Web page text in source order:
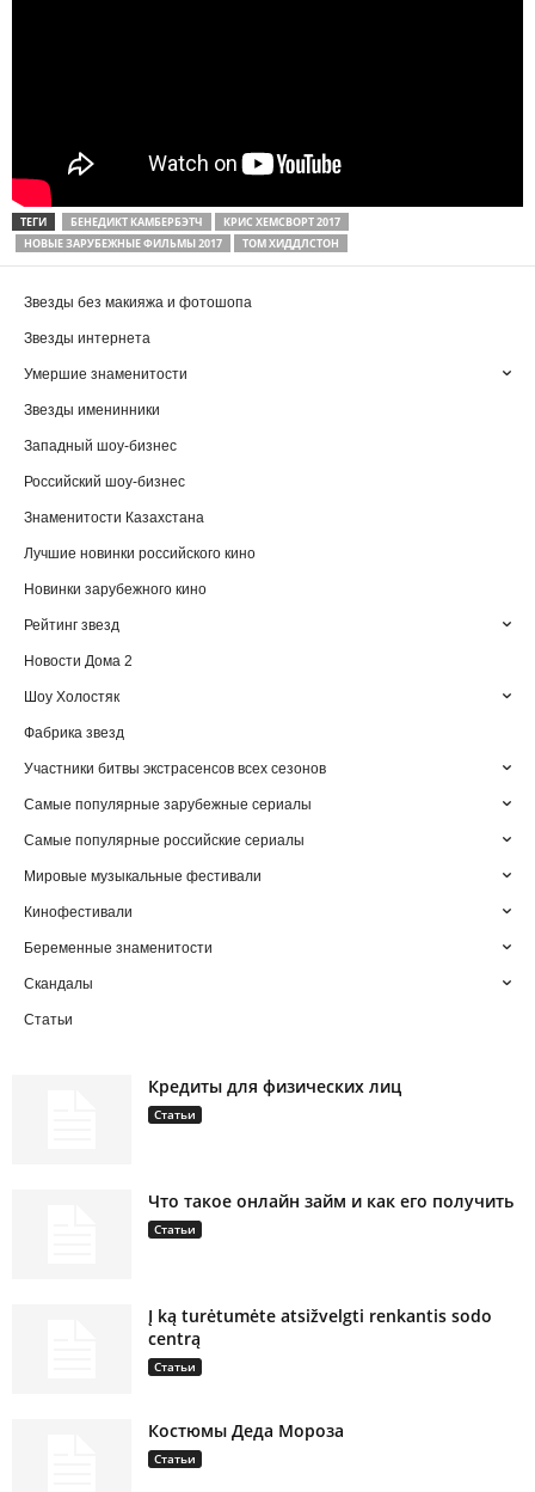
ТЕГИ БЕНЕДИКТ КАМБЕРБЭТЧ
КРИС ХЕМСВОРТ 2017
НОВЫЕ ЗАРУБЕЖНЫЕ ФИЛЬМЫ 2017
ТОМ ХИДДЛСТОН
Звезды без макияжа и фотошопа
Звезды интернета
Умершие знаменитости
Звезды именинники
Западный шоу-бизнес
Российский шоу-бизнес
Знаменитости Казахстана
Лучшие новинки российского кино
Новинки зарубежного кино
Рейтинг звезд
Новости Дома 2
Шоу Холостяк
Фабрика звезд
Участники битвы экстрасенсов всех сезонов
Самые популярные зарубежные сериалы
Самые популярные российские сериалы
Мировые музыкальные фестивали
Кинофестивали
Беременные знаменитости
Скандалы
Статьи
Кредиты для физических лиц
Статьи
Что такое онлайн займ и как его получить
Статьи
Į ką turėtumėte atsižvelgti renkantis sodo
centrą
Статьи
Костюмы Деда Мороза
Статьи